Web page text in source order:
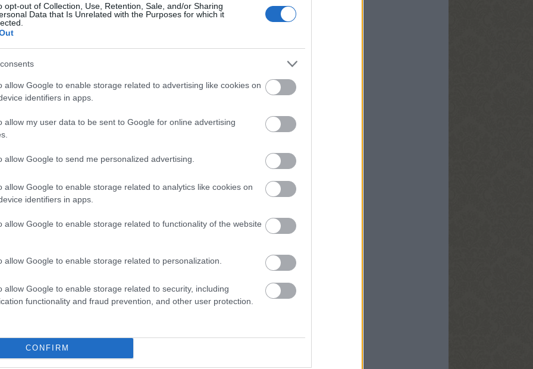
opt-out of Collection, Use, Retention, Sale, and/or Sharing
Data that Is Unrelated with the Purposes for which it
allow Google to enable storage related to advertising like cookies on
identifiers in apps.
allow my user data to be sent to Google for online advertising
allow Google to send me personalized advertising.
allow Google to enable storage related to analytics like cookies on
identifiers in apps.
allow Google to enable storage related to functionality of the website
allow Google to enable storage related to personalization.
allow Google to enable storage related to security, including
functionality and fraud prevention, and other user protection.
CONFIRM
- p. 52-59. == A királyi udvar építkezései
tiszteletére emelt kőtemplomot a Vezsenyiek
stílusban. Ez lett a temetkezőhelyük is, de sírjaiknak sajnos
felújíttatta, átépíttette gótikus stílusban. A templom a régi
közeledtével a lakosok elhagytak, közelebb költöztek a
család birtokába, akik csak az 1710-es évektől
Ekkor katolikus németeket telepítettek be, és a
helyreállították, majd új berendezéssel látták
a templomot.
Nagyvázsony búcsúnapján, augusztus 20-án, de
szolgál.
utat tört hazánkba, és a végvári katonaság jelentős része
tanait. I. Lipót király 1675. január 13- án kiadott
vallásszabadságot biztosít.Nem sokkal ezután 1683-
vár területén belül. 1796-ban Gróf Zichy Károly telket
az új templom, melynek fazsindelyes teteje 1863-ban
Feedek
bejegyzések,kommentek
bejegyzések
Egyéb